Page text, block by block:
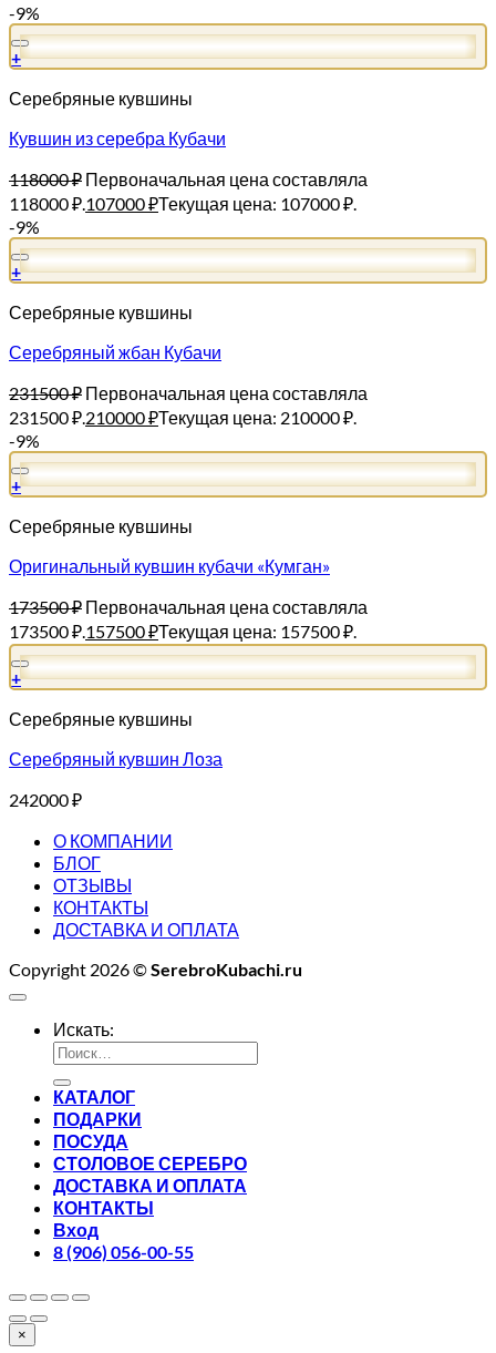
-9%
+
Серебряные кувшины
Кувшин из серебра Кубачи
118000₽ Первоначальная цена составляла
118000 ₽.107000₽Текущая цена: 107000 ₽.
-9%
+
Серебряные кувшины
Серебряный жбан Кубачи
231500₽ Первоначальная цена составляла
231500 ₽.210000₽Текущая цена: 210000 ₽.
-9%
+
Серебряные кувшины
Оригинальный кувшин кубачи «Кумган»
173500₽ Первоначальная цена составляла
173500 ₽.157500₽Текущая цена: 157500 ₽.
+
Серебряные кувшины
Серебряный кувшин Лоза
242000₽
О КОМПАНИИ
БЛОГ
ОТЗЫВЫ
КОНТАКТЫ
ДОСТАВКА И ОПЛАТА
Copyright 2026 ©SerebroKubachi.ru
Искать:
КАТАЛОГ
ПОДАРКИ
ПОСУДА
СТОЛОВОЕ СЕРЕБРО
ДОСТАВКА И ОПЛАТА
КОНТАКТЫ
Вход
8 (906) 056-00-55
×